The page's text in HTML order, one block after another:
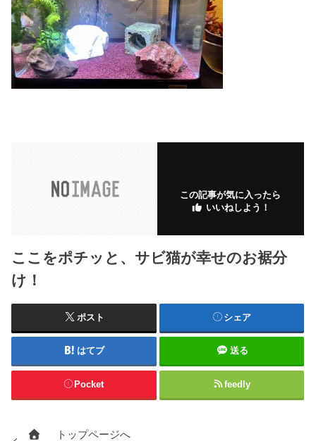
この記事が気に入ったら
いいねしよう！
ここをポチッと、サビ猫が幸せのお裾分
け！
ポスト シェア
はてブ 送る
Pocket feedly
トップページへ